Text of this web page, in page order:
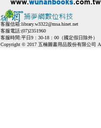
客服信箱:library.w3322@msa.hinet.net
客服電話:(07)2351960
客服時間:平日9：30-18：00（國定假日除外）
Copyright © 2017 五楠圖書用品股份有限公司